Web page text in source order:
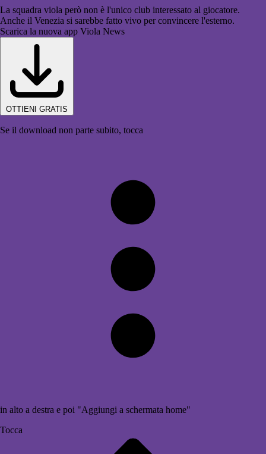
La squadra viola però non è l'unico club interessato al giocatore.
Anche il Venezia si sarebbe fatto vivo per convincere l'esterno.
Scarica la nuova app Viola News
OTTIENI GRATIS
Se il download non parte subito, tocca
in alto a destra e poi "Aggiungi a schermata home"
Tocca